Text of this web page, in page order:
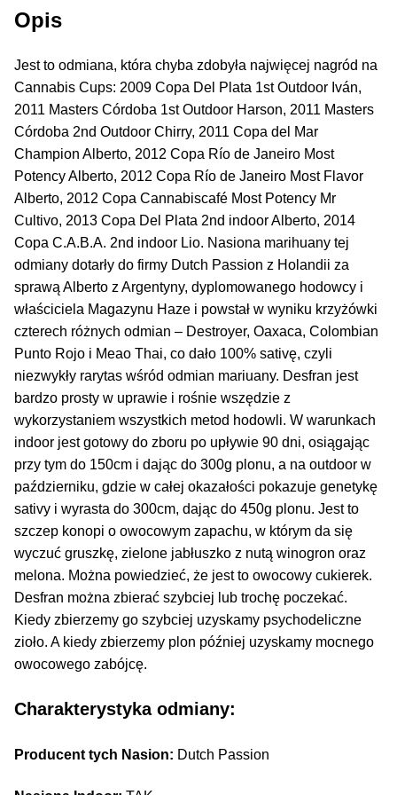
menu
Blog
Rozwiń
menu
GRATIS
PROMOCJA 500 Plus
Harmonogram Outdoor
Formy i Koszt Wysyłki
Odbiór Osobisty
Kontakt
Opis
Jest to odmiana, która chyba zdobyła najwięcej nagród na
Cannabis Cups: 2009 Copa Del Plata 1st Outdoor Iván,
2011 Masters Córdoba 1st Outdoor Harson, 2011 Masters
Córdoba 2nd Outdoor Chirry, 2011 Copa del Mar
Champion Alberto, 2012 Copa Río de Janeiro Most
Potency Alberto, 2012 Copa Río de Janeiro Most Flavor
Alberto, 2012 Copa Cannabiscafé Most Potency Mr
Cultivo, 2013 Copa Del Plata 2nd indoor Alberto, 2014
Copa C.A.B.A. 2nd indoor Lio. Nasiona marihuany tej
odmiany dotarły do firmy Dutch Passion z Holandii za
sprawą Alberto z Argentyny, dyplomowanego hodowcy i
właściciela Magazynu Haze i powstał w wyniku krzyżówki
czterech różnych odmian – Destroyer, Oaxaca, Colombian
Punto Rojo i Meao Thai, co dało 100% sativę, czyli
niezwykły rarytas wśród odmian mariuany. Desfran jest
bardzo prosty w uprawie i rośnie wszędzie z
wykorzystaniem wszystkich metod hodowli. W warunkach
indoor jest gotowy do zboru po upływie 90 dni, osiągając
przy tym do 150cm i dając do 300g plonu, a na outdoor w
październiku, gdzie w całej okazałości pokazuje genetykę
sativy i wyrasta do 300cm, dając do 450g plonu. Jest to
szczep konopi o owocowym zapachu, w którym da się
wyczuć gruszkę, zielone jabłuszko z nutą winogron oraz
melona. Można powiedzieć, że jest to owocowy cukierek.
Desfran można zbierać szybciej lub trochę poczekać.
Kiedy zbierzemy go szybciej uzyskamy psychodeliczne
zioło. A kiedy zbierzemy plon później uzyskamy mocnego
owocowego zabójcę.
Charakterystyka odmiany:
Producent tych Nasion: Dutch Passion